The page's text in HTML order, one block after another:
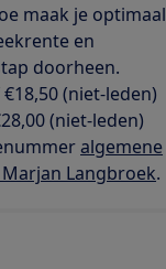
maak je optimaal
en
doorheen.
(niet-leden)
(niet-leden)
algemene
Langbroek.